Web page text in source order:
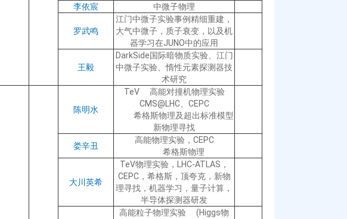
李依宸 中微子物理
罗武鸣
江门中微子实验事例精细重建，
大气中微子，质子衰变，以及机
器学习在JUNO中的应用
王毅
DarkSide国际暗物质实验、江门
中微子实验、惰性元素探测器技
术研究
陈明水
TeV 高能对撞机物理实验
CMS@LHC、CEPC
希格斯物理及超出标准模型
新物理寻找
娄辛丑
高能物理实验，CEPC
希格斯物理
大川英希
TeV物理实验，LHC-ATLAS，
CEPC，希格斯，顶夸克，新物
理寻找，机器学习，量子计算，
半导体探测器研发
高能粒子物理实验 (Higgs物